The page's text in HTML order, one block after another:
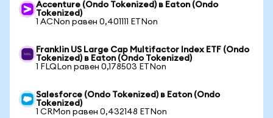
Accenture (Ondo Tokenized) в Eaton (Ondo
Tokenized)
1 ACNon равен 0,401111 ETNon
Franklin US Large Cap Multifactor Index ETF (Ondo
Tokenized) в Eaton (Ondo Tokenized)
1 FLQLon равен 0,178503 ETNon
Salesforce (Ondo Tokenized) в Eaton (Ondo
Tokenized)
1 CRMon равен 0,432148 ETNon